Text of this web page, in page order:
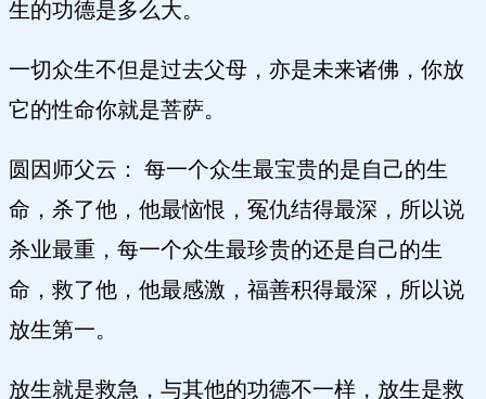
生的功德是多么大。
一切众生不但是过去父母，亦是未来诸佛，你放
它的性命你就是菩萨。
圆因师父云： 每一个众生最宝贵的是自己的生
命，杀了他，他最恼恨，冤仇结得最深，所以说
杀业最重，每一个众生最珍贵的还是自己的生
命，救了他，他最感激，福善积得最深，所以说
放生第一。
放生就是救急，与其他的功德不一样，放生是救